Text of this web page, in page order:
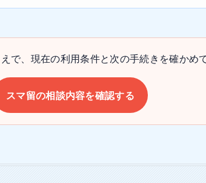
で、現在の利用条件と次の手続きを確かめ
スマ留の相談内容を確認する